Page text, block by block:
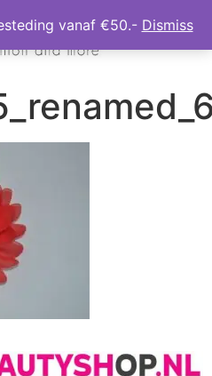
vanaf €50.- Dismiss